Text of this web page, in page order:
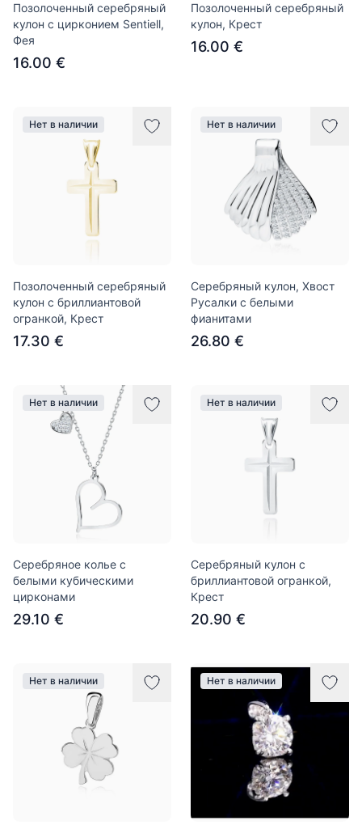
Позолоченный серебряный
кулон с цирконием Sentiell,
Фея
16.00 €
Позолоченный серебряный
кулон, Крест
16.00 €
Нет в наличии
Позолоченный серебряный
кулон с бриллиантовой
огранкой, Крест
17.30 €
Нет в наличии
Серебряный кулон, Хвост
Русалки с белыми
фианитами
26.80 €
Нет в наличии
Серебряное колье с
белыми кубическими
цирконами
29.10 €
Нет в наличии
Серебряный кулон с
бриллиантовой огранкой,
Крест
20.90 €
Нет в наличии Нет в наличии